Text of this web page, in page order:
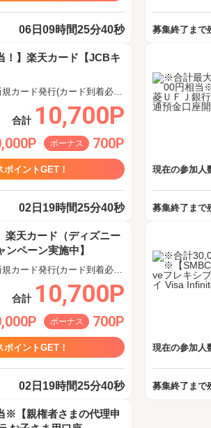
06日09時間25分40秒 募集終了まで
！】楽天カード【JCBキ
JCBブランドの申し込み 新規カード発行(カード到着必須)
合計 10,700P
ボーナス 700P
イントGET！
02日19時間25分40秒
現在の参加人
募集終了まで
楽天カード（ディズニー
ンペーン実施中】
JCBブランドの申し込み 新規カード発行(カード到着必須)
合計 10,700P
ボーナス 700P
イントGET！
02日19時間25分40秒
現在の参加人
募集終了まで
※【親権者さまの代理申